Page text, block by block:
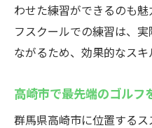
わせた練習ができるのも
フスクールでの練習は、
ながるため、効果的なスキ
高崎市で最先端のゴルフ
群馬県高崎市に位置する